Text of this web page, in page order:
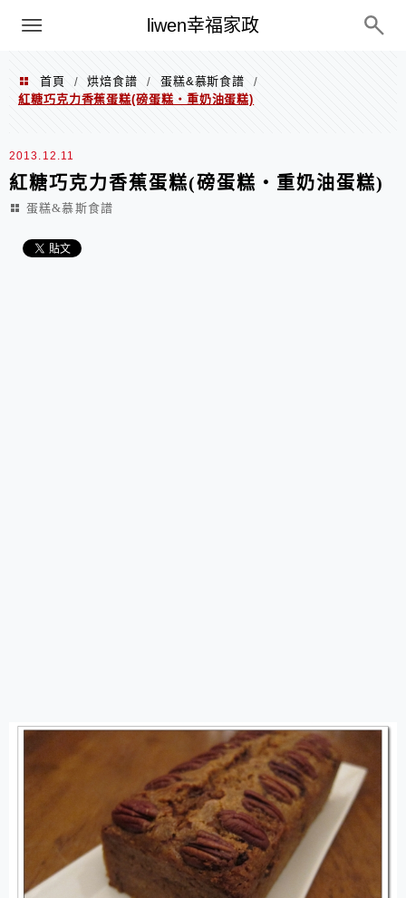
liwen幸福家政
menu
首頁 / 烘焙食譜 / 蛋糕&慕斯食譜
/
紅糖巧克力香蕉蛋糕(磅蛋糕‧重奶油蛋糕)
2013.12.11
紅糖巧克力香蕉蛋糕(磅蛋糕‧重奶油蛋糕)
蛋糕&慕斯食譜